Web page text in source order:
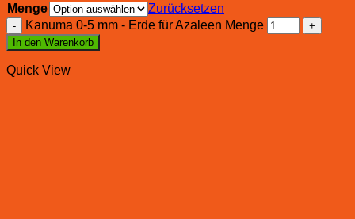
Menge
Zurücksetzen
Kanuma 0-5 mm - Erde für Azaleen Menge
In den Warenkorb
Quick View